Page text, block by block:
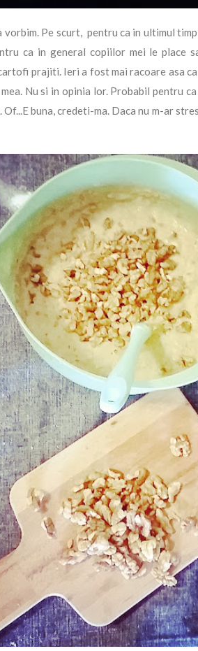
vorbim. Pe scurt, pentru ca in ultimul
ca in general copiilor mei le place
prajiti. Ieri a fost mai racoare asa
Nu si in opinia lor. Probabil pentru
Of...E buna, credeti-ma. Daca nu m-ar